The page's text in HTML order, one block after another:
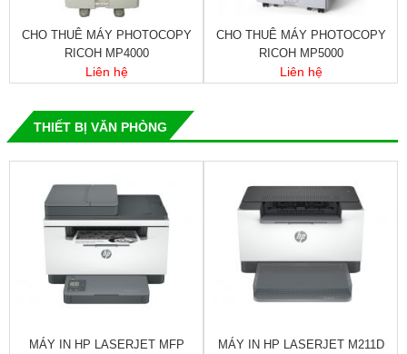
CHO THUÊ MÁY PHOTOCOPY
RICOH MP4000
Liên hệ
CHO THUÊ MÁY PHOTOCOPY
RICOH MP5000
Liên hệ
THIẾT BỊ VĂN PHÒNG
MÁY IN HP LASERJET MFP
MÁY IN HP LASERJET M211D